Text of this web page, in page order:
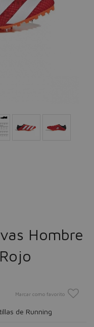
Hombre
Marcar como favorito
de Running